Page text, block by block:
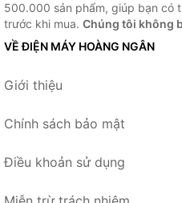
500.000 sản phẩm, giúp bạn có
trước khi mua. Chúng tôi không
VỀ ĐIỆN MÁY HOÀNG NGÂN
Giới thiệu
Chính sách bảo mật
Điều khoản sử dụng